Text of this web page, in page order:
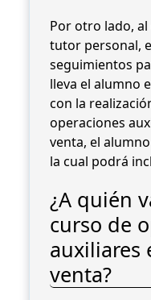
Por otro lado,
tutor personal,
seguimientos
lleva el alumno
con la
operaciones
venta, el
la cual podrá
¿A quién
curso de
auxiliares
venta?